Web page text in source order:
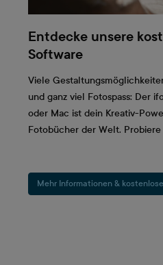
Entdecke unsere
Software
Viele
und ganz viel Fotospass: Der
oder Mac ist dein Kreativ-
Fotobücher der Welt. Probiere
Mehr Informationen &